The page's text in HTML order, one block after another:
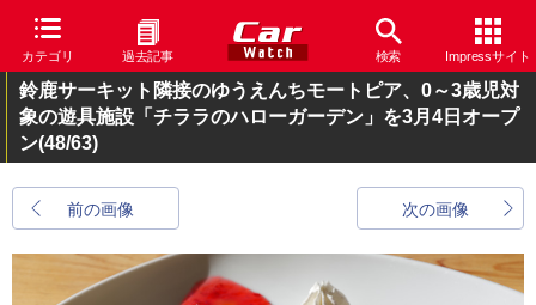
カテゴリ 過去記事 検索 Impressサイト
鈴鹿サーキット隣接のゆうえんちモートピア、0～3歳児対
象の遊具施設「チララのハローガーデン」を3月4日オープ
ン(48/63)
前の画像 次の画像